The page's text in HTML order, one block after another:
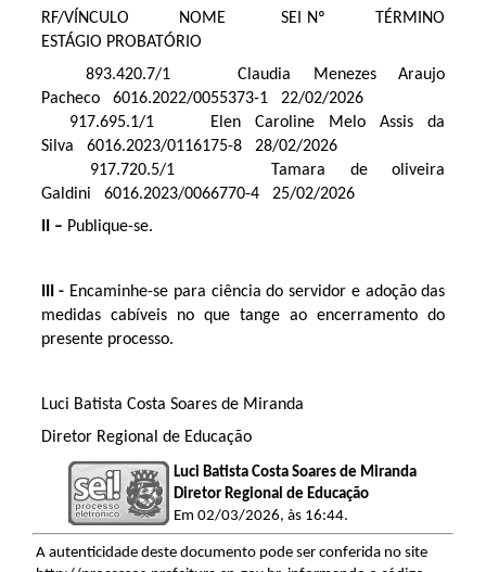
RF/VÍNCULO NOME SEI Nº TÉRMINO
ESTÁGIO PROBATÓRIO
893.420.7/1 Claudia Menezes Araujo
Pacheco 6016.2022/0055373-1 22/02/2026
917.695.1/1 Elen Caroline Melo Assis da
Silva 6016.2023/0116175-8 28/02/2026
917.720.5/1 Tamara de oliveira
Galdini 6016.2023/0066770-4 25/02/2026
II – Publique-se.
III - Encaminhe-se para ciência do servidor e adoção das
medidas cabíveis no que tange ao encerramento do
presente processo.
Luci Batista Costa Soares de Miranda
Diretor Regional de Educação
Luci Batista Costa Soares de Miranda
Diretor Regional de Educação
Em 02/03/2026, às 16:44.
A autenticidade deste documento pode ser conferida no site